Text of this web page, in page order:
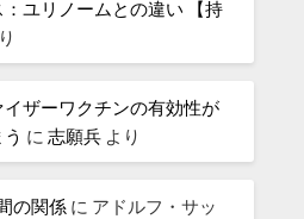
：ユリノームとの違い 【持
ザーワクチンの有効性が
に志願兵 より
の関係 に アドルフ・サッ